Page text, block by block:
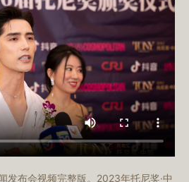
发布会视频完整版。2023年托尼奖·中